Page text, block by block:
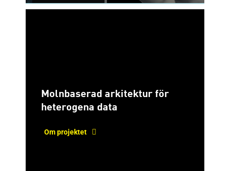
Molnbaserad arkitektur för
heterogena data
Om projektet